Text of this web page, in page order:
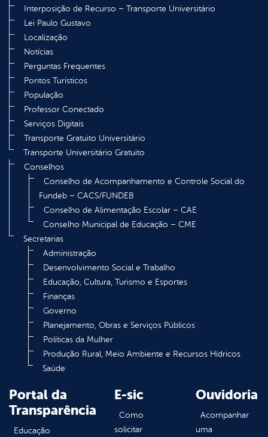
Interposição de Recurso – Transporte Universitário
Lei Paulo Gustavo
Localização
Notícias
Perguntas Frequentes
Pontos Turísticos
População
Professor Conectado
Serviços Digitais
Transporte Gratuito Universitário
Transporte Universitário Gratuito
Conselhos
Conselho de Acompanhamento e Controle Social do
Fundeb – CACS/FUNDEB
Conselho de Alimentação Escolar – CAE
Conselho Municipal de Educação – CME
Secretarias
Administração
Desenvolvimento Social e Trabalho
Educação, Cultura, Turismo e Esportes
Finanças
Governo
Planejamento, Obras e Serviços Públicos
Políticas da Mulher
Produção Rural, Meio Ambiente e Recursos Hídricos
Saúde
Portal da
Transparência
Educação
E-sic
Como
solicitar
Ouvidoria
Acompanhar
uma